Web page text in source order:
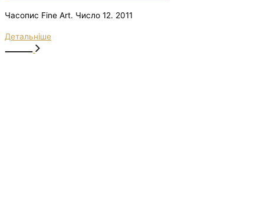
Часопис Fine Art. Число 12. 2011
Детальніше